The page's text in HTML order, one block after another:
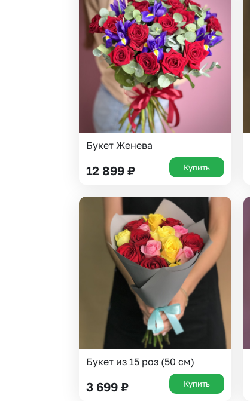
Букет Женева
12 899 ₽ Купить
Букет из 15 роз (50 см)
3 699 ₽ Купить